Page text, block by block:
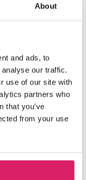
About
and ads, to
our traffic.
use of our site with
partners who
that you’ve
from your use
17,5x10x6cm